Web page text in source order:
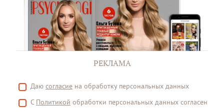
РЕКЛАМА
Даю согласие на обработку персональных данных
С Политикой обработки персональных данных согласен